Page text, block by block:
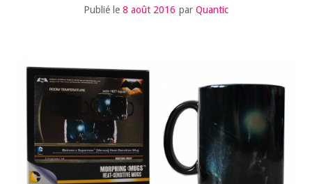
Publié le 8 août 2016 par Quantic